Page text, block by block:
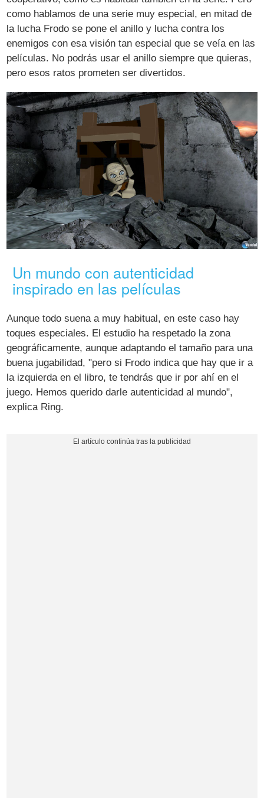
como hablamos de una serie muy especial, en mitad de
la lucha Frodo se pone el anillo y lucha contra los
enemigos con esa visión tan especial que se veía en las
películas. No podrás usar el anillo siempre que quieras,
pero esos ratos prometen ser divertidos.
Un mundo con autenticidad
inspirado en las películas
Aunque todo suena a muy habitual, en este caso hay
toques especiales. El estudio ha respetado la zona
geográficamente, aunque adaptando el tamaño para una
buena jugabilidad, "pero si Frodo indica que hay que ir a
la izquierda en el libro, te tendrás que ir por ahí en el
juego. Hemos querido darle autenticidad al mundo",
explica Ring.